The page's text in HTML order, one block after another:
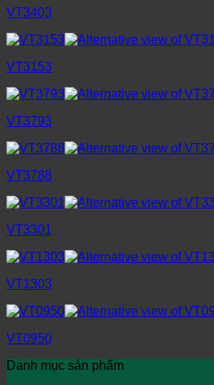
VT3403
VT3153
VT3793
VT3788
VT3301
VT1303
VT0950
Danh mục sản phẩm